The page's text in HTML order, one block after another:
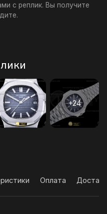
с реплик. Вы получите
Оплата